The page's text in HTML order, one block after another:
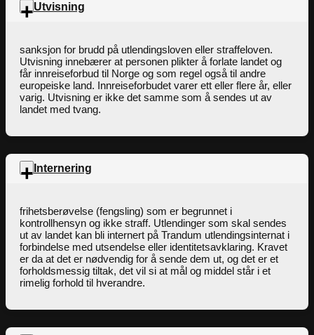
Utvisning
sanksjon for brudd på utlendingsloven eller straffeloven.
Utvisning innebærer at personen plikter å forlate landet og
får innreiseforbud til Norge og som regel også til andre
europeiske land. Innreiseforbudet varer ett eller flere år, eller
varig. Utvisning er ikke det samme som å sendes ut av
landet med tvang.
Internering
frihetsberøvelse (fengsling) som er begrunnet i
kontrollhensyn og ikke straff. Utlendinger som skal sendes
ut av landet kan bli internert på Trandum utlendingsinternat i
forbindelse med utsendelse eller identitetsavklaring. Kravet
er da at det er nødvendig for å sende dem ut, og det er et
forholdsmessig tiltak, det vil si at mål og middel står i et
rimelig forhold til hverandre.